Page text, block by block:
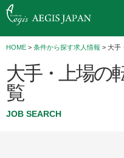
HOME > 条件から探す求人情報 > 大手
大手・上場の
覧
JOB SEARCH